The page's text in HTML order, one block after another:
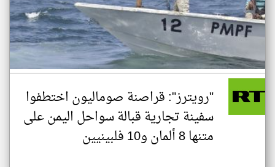
"رويترز": قراصنة صوماليون اختطفوا
سفينة تجارية قبالة سواحل اليمن على
متنها 8 ألمان و10 فلبينيين